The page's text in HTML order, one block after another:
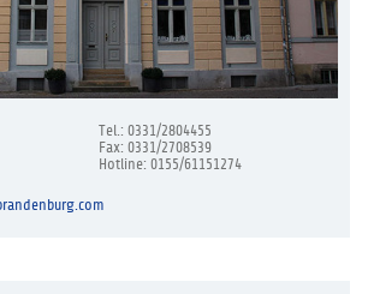
Tel.: 0331/2804455
Fax: 0331/2708539
Hotline: 0155/61151274